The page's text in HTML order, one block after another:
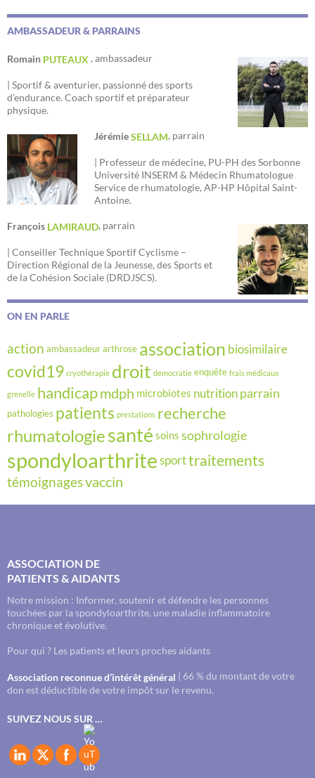
AMBASSADEUR & PARRAINS
Romain PUTEAUX , ambassadeur
| Sportif & aventurier, passionné des sports
d’endurance. Coach sportif et préparateur
physique.
JérémieSELLAM, parrain
| Professeur de médecine, PU-PH des Sorbonne
Université INSERM & Médecin Rhumatologue
Service de rhumatologie, AP-HP Hôpital Saint-
Antoine.
François LAMIRAUD, parrain
| Conseiller Technique Sportif Cyclisme –
Direction Régional de la Jeunesse, des Sports et
de la Cohésion Sociale (DRDJSCS).
ON EN PARLE
action ambassadeurarthrose association biosimilaire
covid19 cryothérapie droit démocratie enquête frais médicaux
grenelle handicapmdph microbiotes nutritionparrain
pathologies patients prestations recherche
rhumatologiesanté soins sophrologie
spondyloarthritesporttraitements
témoignagesvaccin
ASSOCIATION DE
PATIENTS & AIDANTS
Notre mission : Informer, soutenir et défendre les personnes
touchées par la spondyloarthrite, une maladie inflammatoire
chronique et évolutive.
Pour qui ? Les patients et leurs proches aidants
Association reconnue d’intérêt général | 66 % du montant de votre
don est déductible de votre impôt sur le revenu.
SUIVEZ NOUS SUR …